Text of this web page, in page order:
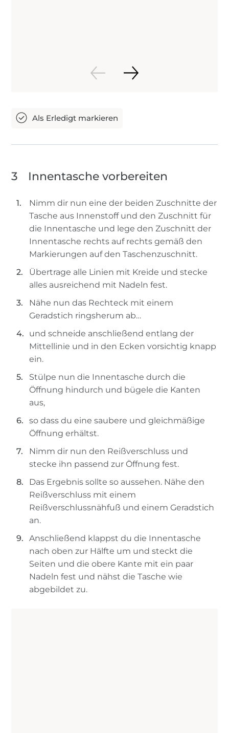
3 Innentasche vorbereiten
Nimm dir nun eine der beiden Zuschnitte der
Tasche aus Innenstoff und den Zuschnitt für
die Innentasche und lege den Zuschnitt der
Innentasche rechts auf rechts gemäß den
Markierungen auf den Taschenzuschnitt.
Übertrage alle Linien mit Kreide und stecke
alles ausreichend mit Nadeln fest.
Nähe nun das Rechteck mit einem
Geradstich ringsherum ab…
und schneide anschließend entlang der
Mittellinie und in den Ecken vorsichtig knapp
ein.
Stülpe nun die Innentasche durch die
Öffnung hindurch und bügele die Kanten
aus,
so dass du eine saubere und gleichmäßige
Öffnung erhältst.
Nimm dir nun den Reißverschluss und
stecke ihn passend zur Öffnung fest.
Das Ergebnis sollte so aussehen. Nähe den
Reißverschluss mit einem
Reißverschlussnähfuß und einem Geradstich
an.
Anschließend klappst du die Innentasche
nach oben zur Hälfte um und steckt die
Seiten und die obere Kante mit ein paar
Nadeln fest und nähst die Tasche wie
abgebildet zu.